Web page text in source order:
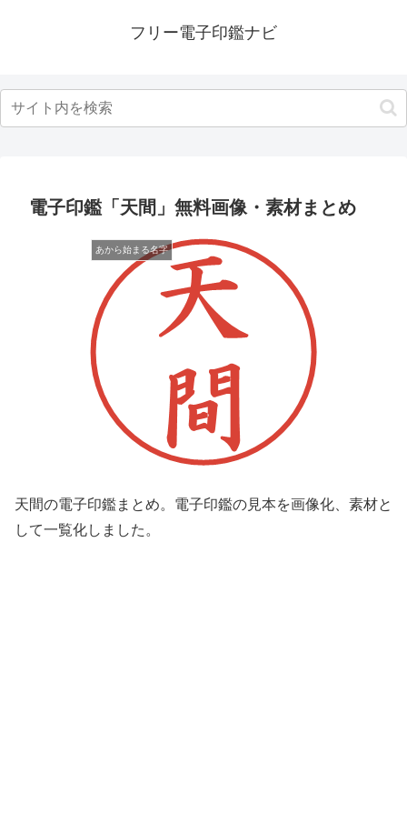
フリー電子印鑑ナビ
電子印鑑「天間」無料画像・素材まとめ
あから始まる名字
天間の電子印鑑まとめ。電子印鑑の見本を画像化、素材と
して一覧化しました。